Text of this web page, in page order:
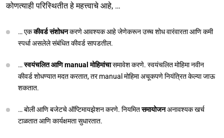
कोणत्याही परिस्थितीत हे महत्त्वाचे आहे, …
… एककीवर्ड संशोधनकरणे आवश्यक आहे जेणेकरून उच्च शोध वारंवारता आणि कमी
स्पर्धा असलेले संबंधित कीवर्ड सापडतील.
…स्वयंचलित आणि manual मोहिमांचासमावेश करणे. स्वयंचलित मोहिमा नवीन
कीवर्ड शोधण्यात मदत करतात, तर manual मोहिमा अचूकपणे नियंत्रित केल्या जाऊ
शकतात.
… बोली आणि बजेटचे ऑप्टिमायझेशन करणे. नियमितसमायोजनअनावश्यक खर्च
टाळतात आणि कार्यक्षमता सुधारतात.